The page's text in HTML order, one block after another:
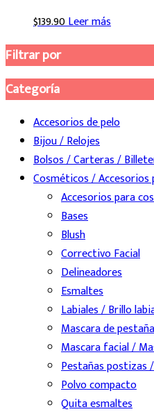
$139.90Leer más
Filtrar por
Categoría
Accesorios de pelo
Bijou / Relojes
Bolsos / Carteras /
Cosméticos /
Accesorios para
Bases
Blush
Correctivo Facial
Delineadores
Esmaltes
Labiales / Brillo
Mascara de
Mascara facial /
Pestañas postizas
Polvo compacto
Quita esmaltes